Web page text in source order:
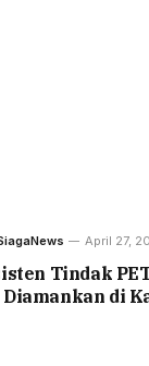
April 27,
Tindak
di